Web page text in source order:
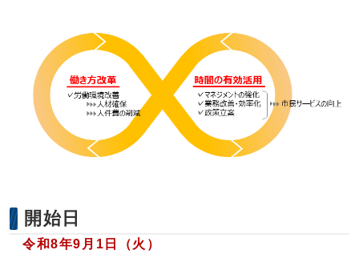
開始日
令和8年9月1日（火）